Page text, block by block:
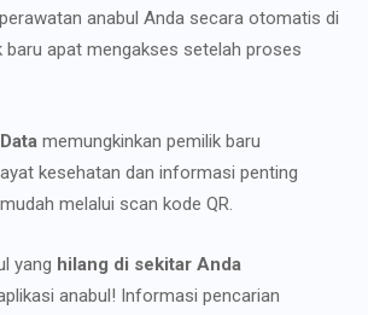
anabul Anda secara otomatis di
baru apat mengakses setelah proses
memungkinkan pemilik baru
kesehatan dan informasi penting
melalui scan kode QR.
yang hilang di sekitar Anda
anabul! Informasi pencarian